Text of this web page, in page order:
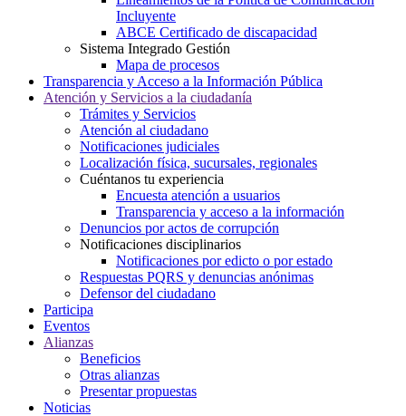
Incluyente
ABCE Certificado de discapacidad
Sistema Integrado Gestión
Mapa de procesos
Transparencia y Acceso a la Información Pública
Atención y Servicios a la ciudadanía
Trámites y Servicios
Atención al ciudadano
Notificaciones judiciales
Localización física, sucursales, regionales
Cuéntanos tu experiencia
Encuesta atención a usuarios
Transparencia y acceso a la información
Denuncios por actos de corrupción
Notificaciones disciplinarios
Notificaciones por edicto o por estado
Respuestas PQRS y denuncias anónimas
Defensor del ciudadano
Participa
Eventos
Alianzas
Beneficios
Otras alianzas
Presentar propuestas
Noticias